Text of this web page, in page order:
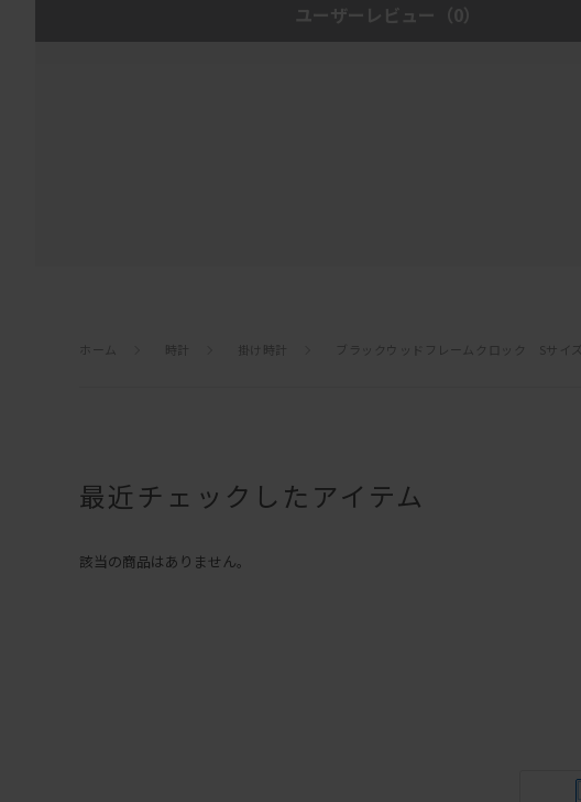
ユーザーレビュー （0）
ホーム 時計 掛け時計 ブラックウッドフレームクロック Sサイズ
最近チェックしたアイテム
該当の商品はありません。